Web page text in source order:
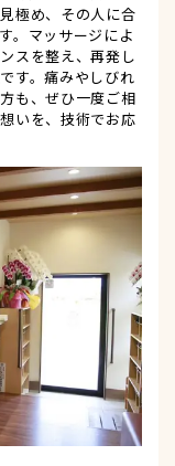
極め、その人に合
。マッサージによ
スを整え、再発し
す。痛みやしびれ
も、ぜひ一度ご相
いを、技術でお応